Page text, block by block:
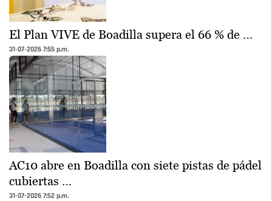
El Plan VIVE de Boadilla supera el 66 % de …
31-07-2026 7:55 p.m.
AC10 abre en Boadilla con siete pistas de pádel
cubiertas …
31-07-2026 7:52 p.m.